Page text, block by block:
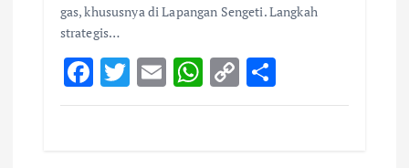
gas, khususnya di Lapangan Sengeti. Langkah
strategis…
F
ac
T
w
E
m
W
h
C
o
S
h